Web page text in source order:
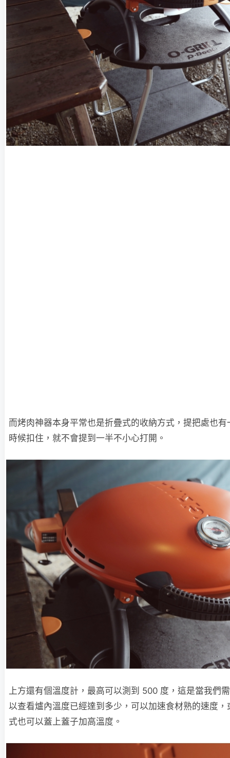
而烤肉神器本身平常也是折疊式的收納方式，提把處也
時候扣住，就不會提到一半不小心打開。
上方還有個溫度計，最高可以測到 500 度，這是當我們
以查看爐內溫度已經達到多少，可以加速食材熟的速度
式也可以蓋上蓋子加高溫度。